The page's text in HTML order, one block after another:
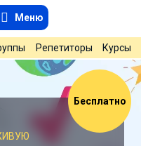
Меню
Репетиторы Курсы
Бесплатно